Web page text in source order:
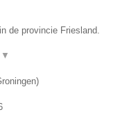
de provincie Friesland.
▼
)